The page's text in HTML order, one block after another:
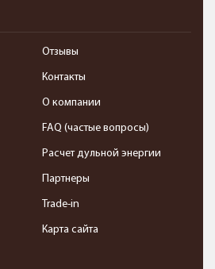
Отзывы
Контакты
О компании
FAQ (частые вопросы)
Расчет дульной энергии
Партнеры
Trade-in
Карта сайта